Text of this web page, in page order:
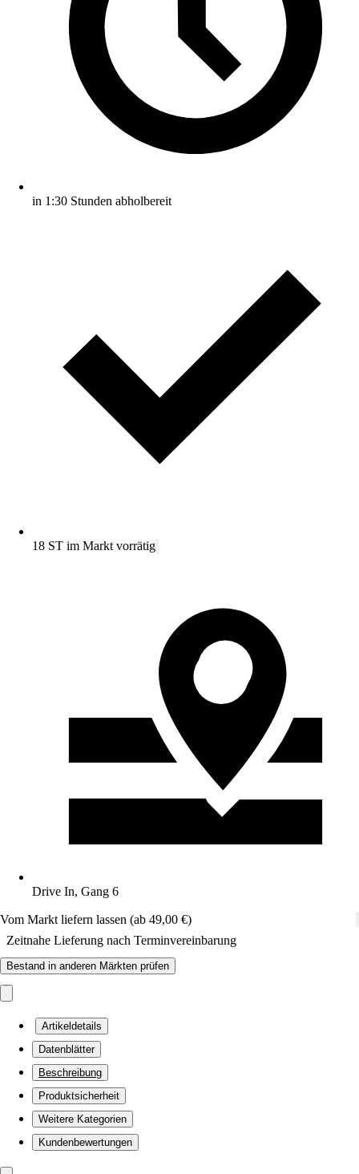
in 1:30 Stunden abholbereit
18 ST im Markt vorrätig
Drive In, Gang 6
Vom Markt liefern lassen (ab 49,00 €)
Zeitnahe Lieferung nach Terminvereinbarung
Bestand in anderen Märkten prüfen
Artikeldetails
Datenblätter
Beschreibung
Produktsicherheit
Weitere Kategorien
Kundenbewertungen